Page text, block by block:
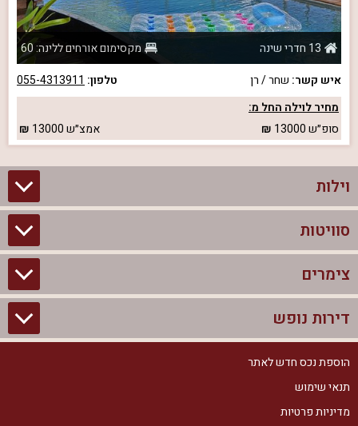
13 חדרי שינה
מקסימום אורחים ללינה: 60
איש קשר: שחר / רן טלפון: 055-4313911
מחיר לוילה החל מ:
סופ״ש13000 אמצ״ש13000
וילות
וילות בצפון
וילות להשכרה
וילות למסיבת רווקים
וילות נופש
סוויטות
סוויטות בצפון
צימרים לזוגות עם בריכה פרטית
צימרים יוקרתיים
צימרים מפוארים
צימרים
צימרים בצפון
צימרים לזוגות
צימרים למשפחות
דירות נופש
דירות נופש בצפון
הוספת נכס חדש לאתר
תנאי שימוש
מדיניות פרטיות